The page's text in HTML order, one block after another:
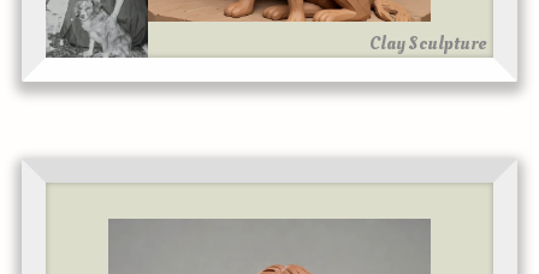
Clay Sculpture